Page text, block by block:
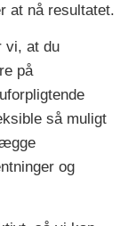
at nå resultatet.
vi, at du
på
så muligt
og